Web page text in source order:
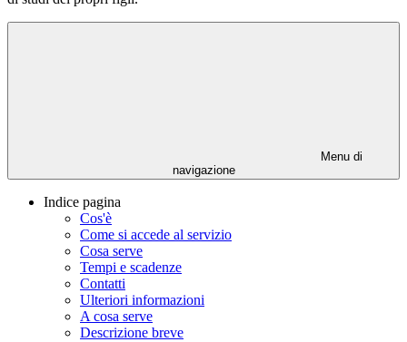
Menu di
navigazione
Indice pagina
Cos'è
Come si accede al servizio
Cosa serve
Tempi e scadenze
Contatti
Ulteriori informazioni
A cosa serve
Descrizione breve